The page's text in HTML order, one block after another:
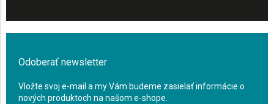
Odoberať newsletter
Vložte svoj e-mail a my Vám budeme zasielať informácie o
nových produktoch na našom e-shope.